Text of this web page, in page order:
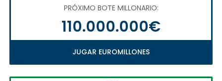
PRÓXIMO BOTE MILLONARIO:
110.000.000€
JUGAR EUROMILLONES